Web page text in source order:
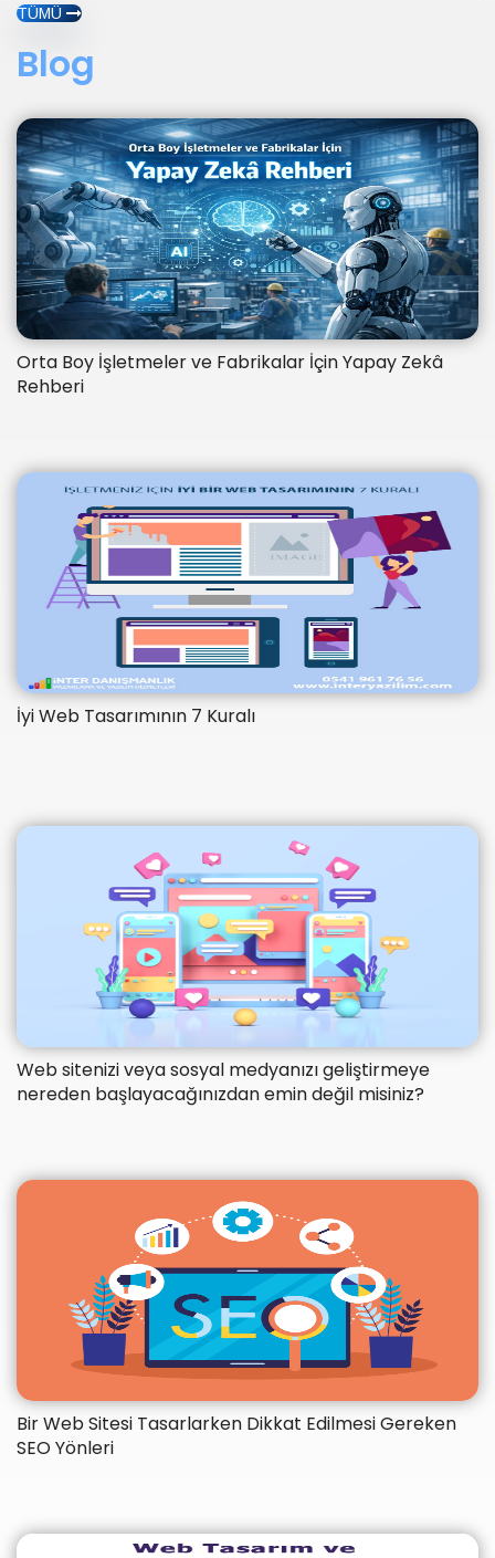
TÜMÜ
Blog
Orta Boy İşletmeler ve Fabrikalar İçin Yapay Zekâ
Rehberi
İyi Web Tasarımının 7 Kuralı
Web sitenizi veya sosyal medyanızı geliştirmeye
nereden başlayacağınızdan emin değil misiniz?
Bir Web Sitesi Tasarlarken Dikkat Edilmesi Gereken
SEO Yönleri